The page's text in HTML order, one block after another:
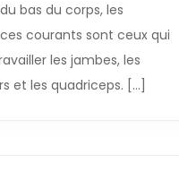
bas du corps, les
courants sont ceux qui
les jambes, les
et les quadriceps. […]